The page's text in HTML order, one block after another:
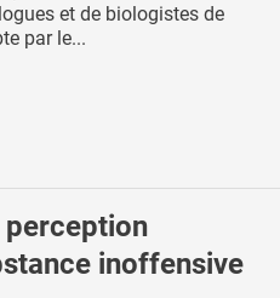
et de biologistes de
par le...
perception
inoffensive